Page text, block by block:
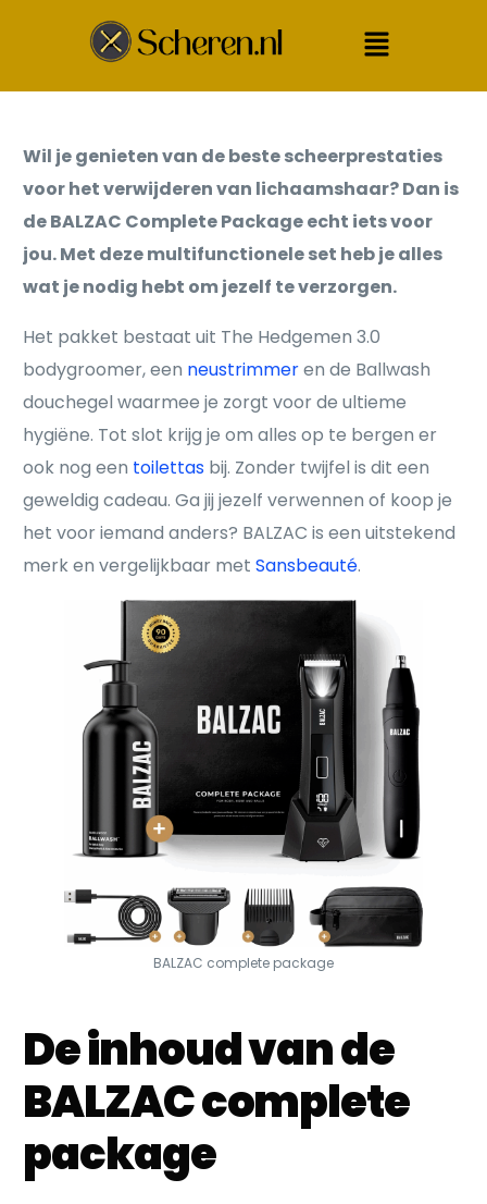
Wil je genieten van de beste scheerprestaties
voor het verwijderen van lichaamshaar? Dan is
de BALZAC Complete Package echt iets voor
jou. Met deze multifunctionele set heb je alles
wat je nodig hebt om jezelf te verzorgen.
Het pakket bestaat uit The Hedgemen 3.0
bodygroomer, een neustrimmeren de Ballwash
douchegel waarmee je zorgt voor de ultieme
hygiëne. Tot slot krijg je om alles op te bergen er
ook nog een toilettas bij. Zonder twijfel is dit een
geweldig cadeau. Ga jij jezelf verwennen of koop je
het voor iemand anders? BALZAC is een uitstekend
merk en vergelijkbaar metSansbeauté.
BALZAC complete package
De inhoud van de
BALZAC complete
package